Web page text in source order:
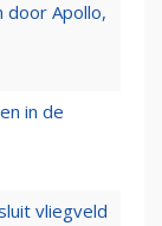
door Apollo,
in de
vliegveld